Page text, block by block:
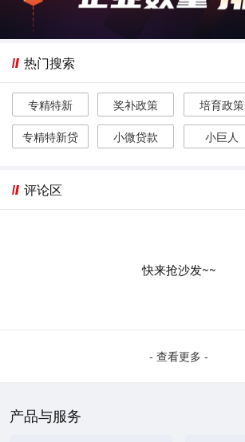
热门搜索
专精特新 奖补政策 培育政策
专精特新贷
小微贷款 小巨人
评论区
快来抢沙发~~
- 查看更多 -
产品与服务